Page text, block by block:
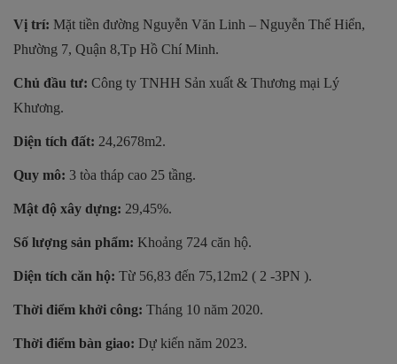
Vị trí: Mặt tiền đường Nguyễn Văn Linh – Nguyễn Thế Hiển,
Phường 7, Quận 8,Tp Hồ Chí Minh.
Chủ đầu tư: Công ty TNHH Sản xuất & Thương mại Lý
Khương.
Diện tích đất: 24,2678m2.
Quy mô: 3 tòa tháp cao 25 tầng.
Mật độ xây dựng: 29,45%.
Số lượng sản phẩm: Khoảng 724 căn hộ.
Diện tích căn hộ: Từ 56,83 đến 75,12m2 ( 2 -3PN ).
Thời điểm khởi công: Tháng 10 năm 2020.
Thời điểm bàn giao: Dự kiến năm 2023.